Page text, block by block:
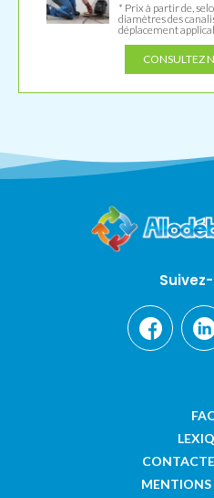
* Prix à partir de,
diamètres des
déplacement
CONSULTEZ
MENTIONS